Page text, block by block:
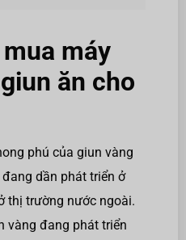
máy
ăn cho
phú của giun vàng
dần phát triển ở
thị trường nước ngoài.
vàng đang phát triển